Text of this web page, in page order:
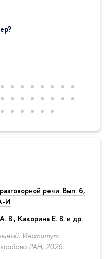
речи. Вып. 6,
И
В., Какорина Е. В. и др.
Институт
РАН, 2026.